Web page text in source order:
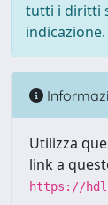
tutti i diritti
indicazione.
Utilizza
link a
https://